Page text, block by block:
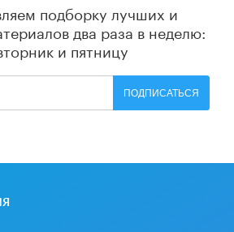
подборку лучших и
два раза в неделю:
и пятницу
ПОДПИСАТЬСЯ